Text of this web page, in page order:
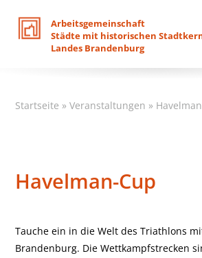
Arbeitsgemeinschaft
Städte mit historischen
Landes Brandenburg
Startseite »Veranstaltungen »
Havelman-Cup
Tauche ein in die Welt des Triathlons
Brandenburg. Die Wettkampfstrecken